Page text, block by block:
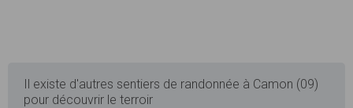
Il existe d'autres sentiers de randonnée à Camon (09)
pour découvrir le terroir